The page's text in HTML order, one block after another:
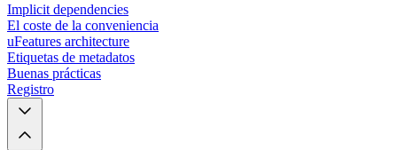
Implicit dependencies
El coste de la conveniencia
uFeatures architecture
Etiquetas de metadatos
Buenas prácticas
Registro